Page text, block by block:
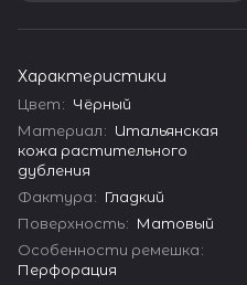
Характеристики
Цвет: Чёрный
Материал: Итальянская
кожа растительного
дубления
Фактура: Гладкий
Поверхность: Матовый
Особенности ремешка:
Перфорация